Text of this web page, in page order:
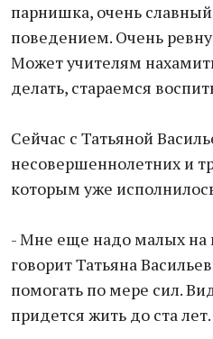
парнишка, очень
поведением. Очень
Может учителям
делать, стараемся
Сейчас с Татьяной
несовершеннолетних и
которым уже
- Мне еще надо малых на
говорит Татьяна
помогать по мере сил.
придется жить до ста лет.